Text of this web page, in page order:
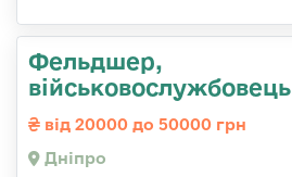
Фельдшер,
військовослужбовець
від 20000 до 50000 грн
Дніпро